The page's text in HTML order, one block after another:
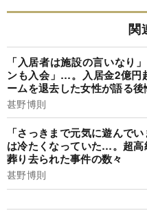
関
「入居者は施設の言いなり
ンも入会」…。入居金2億円
ームを退去した女性が語る後
甚野博則
「さっきまで元気に遊んで
は冷たくなっていた…。超
葬り去られた事件の数々
甚野博則